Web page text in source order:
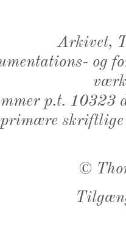
Arkivet,
og
p.t. 10323
primære
©